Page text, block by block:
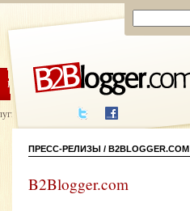
ЦЕНЫ ПОМОЩЬ
написания
ПРЕСС-РЕЛИЗЫ / B2BLOGGER.COM
B2Blogger.com